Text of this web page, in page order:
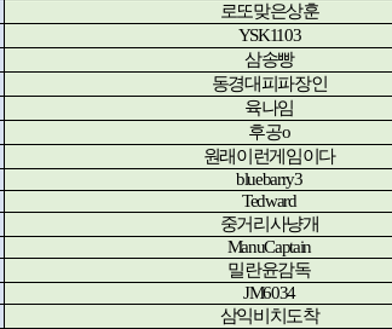
로또맞은상훈
YSK1103
삼송빵
동경대피파장인
육나임
후공o
원래이런게임이다
bluebarry3
Tedward
중거리사냥개
ManuCaptain
밀란윤감독
JM6034
삼익비치도착